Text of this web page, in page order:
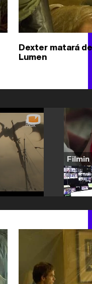
Dexter matará
Lumen